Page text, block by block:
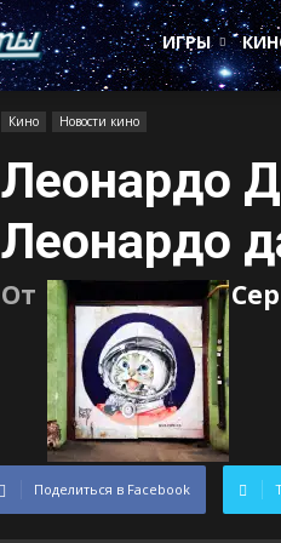
Котонавты
ИГРЫ
Кино Новости кино
Леонардо
Леонардо
От
Поделиться в Facebook